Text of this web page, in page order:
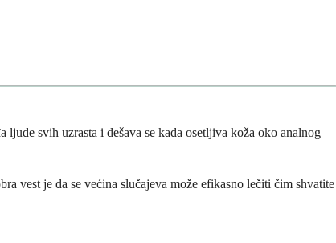
svih uzrasta i dešava se kada osetljiva koža oko analnog
vest je da se većina slučajeva može efikasno lečiti čim shvatite